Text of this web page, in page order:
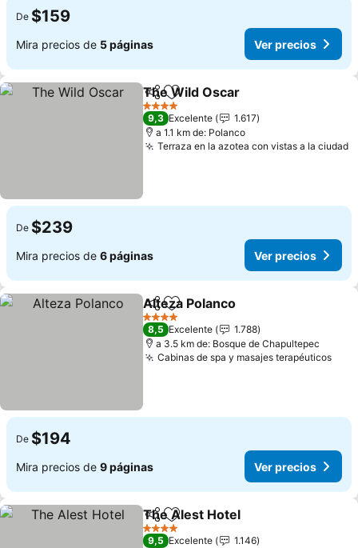
De $159
Mira precios de 5 páginas Ver precios
Compartir
Agregar a favoritos
The Wild Oscar
4 Estrellas
9,3 Excelente
1.617
a 1.1 km de: Polanco
Terraza en la azotea con vistas a la ciudad
De $239
Mira precios de 6 páginas Ver precios
CompartirAgregar a favoritos
Alteza Polanco
4 Estrellas
8,5 Excelente
1.788
a 3.5 km de: Bosque de Chapultepec
Cabinas de spa y masajes terapéuticos
De $194
Mira precios de 9 páginas Ver precios
Compartir
Agregar a favoritos
The Alest Hotel
4 Estrellas
9,5 Excelente
1.146